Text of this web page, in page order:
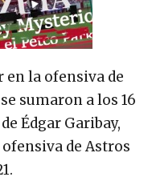
la ofensiva de
sumaron a los 16
Édgar Garibay,
de Astros